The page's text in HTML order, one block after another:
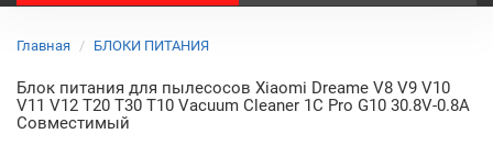
Главная БЛОКИ ПИТАНИЯ
Блок питания для пылесосов Xiaomi Dreame V8 V9 V10
V11 V12 T20 T30 T10 Vacuum Cleaner 1C Pro G10 30.8V-0.8A
Совместимый